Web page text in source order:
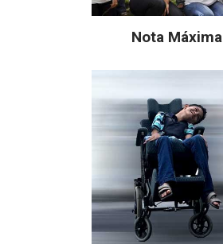
Nota Máxima